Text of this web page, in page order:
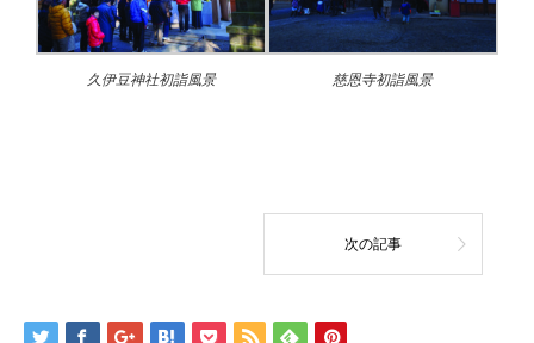
久伊豆神社初詣風景 慈恩寺初詣風景
次の記事